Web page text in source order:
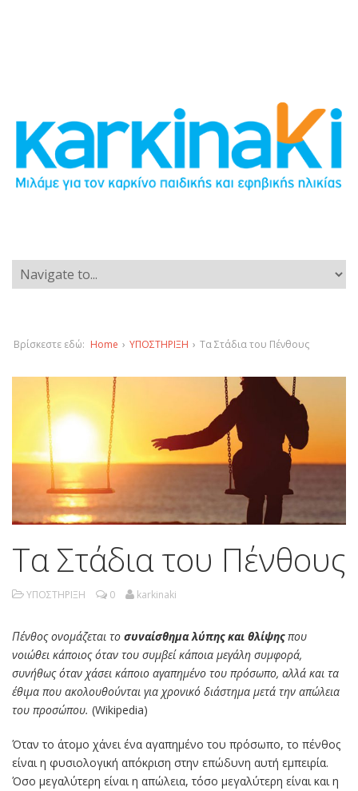
Βρίσκεστε εδώ: Home › ΥΠΟΣΤΗΡΙΞΗ › Τα Στάδια του Πένθους
Τα Στάδια του Πένθους
ΥΠΟΣΤΗΡΙΞΗ 0 karkinaki
Πένθος ονομάζεται το συναίσθημα λύπης και θλίψηςπου
νοιώθει κάποιος όταν του συμβεί κάποια μεγάλη συμφορά,
συνήθως όταν χάσει κάποιο αγαπημένο του πρόσωπο, αλλά και τα
έθιμα που ακολουθούνται για χρονικό διάστημα μετά την απώλεια
του προσώπου. (Wikipedia)
Όταν το άτομο χάνει ένα αγαπημένο του πρόσωπο, το πένθος
είναι η φυσιολογική απόκριση στην επώδυνη αυτή εμπειρία.
Όσο μεγαλύτερη είναι η απώλεια, τόσο μεγαλύτερη είναι και η